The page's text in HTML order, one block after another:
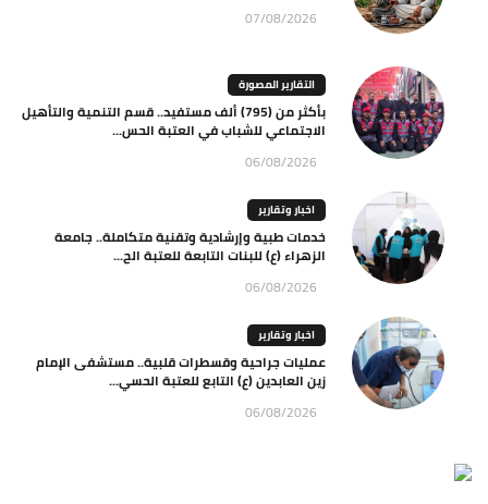
07/08/2026
التقارير المصورة
بأكثر من (795) ألف مستفيد.. قسم التنمية والتأهيل
الاجتماعي للشباب في العتبة الحس...
06/08/2026
اخبار وتقارير
خدمات طبية وإرشادية وتقنية متكاملة.. جامعة
الزهراء (ع) للبنات التابعة للعتبة الح...
06/08/2026
اخبار وتقارير
عمليات جراحية وقسطرات قلبية.. مستشفى الإمام
زين العابدين (ع) التابع للعتبة الحسي...
06/08/2026